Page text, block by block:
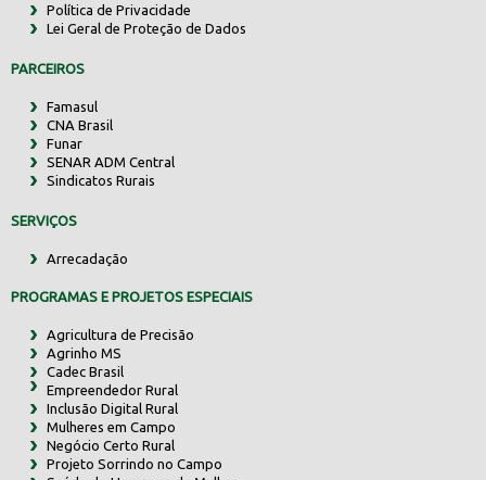
Política de Privacidade
Lei Geral de Proteção de Dados
PARCEIROS
Famasul
CNA Brasil
Funar
SENAR ADM Central
Sindicatos Rurais
SERVIÇOS
Arrecadação
PROGRAMAS E PROJETOS ESPECIAIS
Agricultura de Precisão
Agrinho MS
Cadec Brasil
Empreendedor Rural
Inclusão Digital Rural
Mulheres em Campo
Negócio Certo Rural
Projeto Sorrindo no Campo